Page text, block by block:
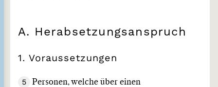
A. Herabsetzungsanspruch
1. Voraussetzungen
5
Personen, welche über einen